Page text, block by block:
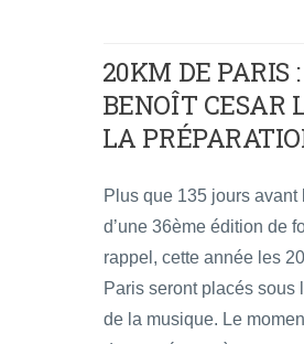
20KM DE PARIS :
BENOÎT CESAR
LA
Plus que 135 jours avant
d’une 36ème édition de
rappel, cette année les
Paris seront placés sous
de la musique. Le